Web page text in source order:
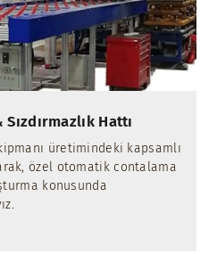
Hattı
üretimindeki kapsamlı
özel otomatik contalama
konusunda